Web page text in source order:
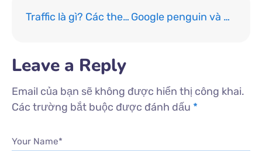
Traffic là gì? Các theo dõi và 5 tuyệt chiêu tăng traffic bền vững Google penguin và những kiến thức cơ bản bạn cần biết
Leave a Reply
Email của bạn sẽ không được hiển thị công khai.
Các trường bắt buộc được đánh dấu *
Your Name*